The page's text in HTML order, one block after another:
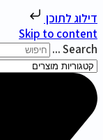
דילוג לתוכן
Skip to content
Search ...